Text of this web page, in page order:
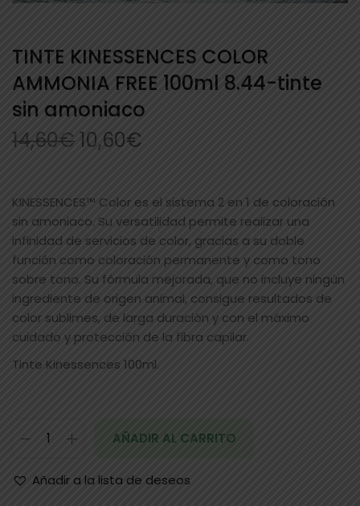
TINTE KINESSENCES COLOR
AMMONIA FREE 100ml 8.44-tinte
sin amoniaco
14,60€10,60€
KINESSENCES™ Color es el sistema 2 en 1 de coloración
sin amoniaco. Su versatilidad permite realizar una
infinidad de servicios de color, gracias a su doble
función como coloración permanente y como tono
sobre tono. Su fórmula mejorada, que no incluye ningún
ingrediente de origen animal, consigue resultados de
color sublimes, de larga duración y con el máximo
cuidado y protección de la fibra capilar.
Tinte Kinessences 100ml.
AÑADIR AL CARRITO
Añadir a la lista de deseos